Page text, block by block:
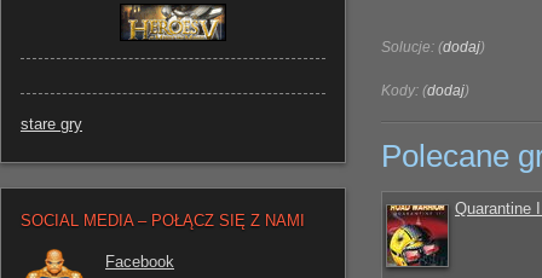
stare gry
SOCIAL MEDIA – POŁĄCZ SIĘ Z NAMI
Facebook
Solucje: (dodaj)
Kody: (dodaj)
Polecane
Quarantine